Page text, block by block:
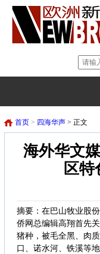
首页 > 四海华声 > 正文
海外华文
区
摘要：在巴山牧业股
侨网总编辑高翔首先
猪种，被毛全黑、肉
口、诺水河、铁溪等